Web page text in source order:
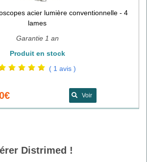
acier lumière conventionnelle - 4
lames
Garantie 1 an
Produit en stock
( 1 avis )
Voir
Distrimed !